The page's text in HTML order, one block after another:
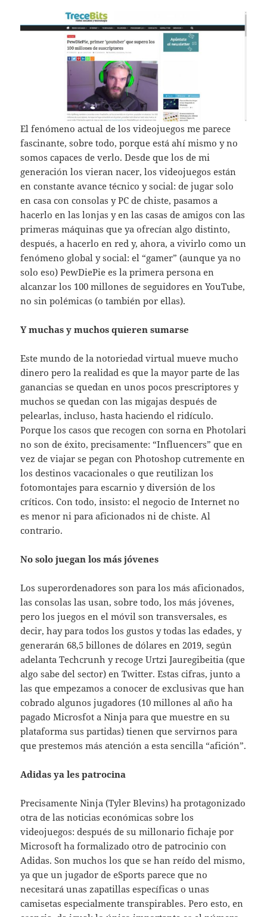
El fenómeno actual de los videojuegos me parece
fascinante, sobre todo, porque está ahí mismo y no
somos capaces de verlo. Desde que los de mi
generación los vieran nacer, los videojuegos están
en constante avance técnico y social: de jugar solo
en casa con consolas y PC de chiste, pasamos a
hacerlo en las lonjas y en las casas de amigos con las
primeras máquinas que ya ofrecían algo distinto,
después, a hacerlo en red y, ahora, a vivirlo como un
fenómeno global y social: el “gamer” (aunque ya no
solo eso) PewDiePie es la primera persona en
alcanzar los 100 millones de seguidores en YouTube,
no sin polémicas (o también por ellas).
Y muchas y muchos quieren sumarse
Este mundo de la notoriedad virtual mueve mucho
dinero pero la realidad es que la mayor parte de las
ganancias se quedan en unos pocos prescriptores y
muchos se quedan con las migajas después de
pelearlas, incluso, hasta haciendo el ridículo.
Porque los casos que recogen con sorna en Photolari
no son de éxito, precisamente: “Influencers” que en
vez de viajar se pegan con Photoshop cutremente en
los destinos vacacionales o que reutilizan los
fotomontajes para escarnio y diversión de los
críticos. Con todo, insisto: el negocio de Internet no
es menor ni para aficionados ni de chiste. Al
contrario.
No solo juegan los más jóvenes
Los superordenadores son para los más aficionados,
las consolas las usan, sobre todo, los más jóvenes,
pero los juegos en el móvil son transversales, es
decir, hay para todos los gustos y todas las edades, y
generarán 68,5 billones de dólares en 2019, según
adelanta Techcrunh y recoge Urtzi Jauregibeitia (que
algo sabe del sector) en Twitter. Estas cifras, junto a
las que empezamos a conocer de exclusivas que han
cobrado algunos jugadores (10 millones al año ha
pagado Microsfot a Ninja para que muestre en su
plataforma sus partidas) tienen que servirnos para
que prestemos más atención a esta sencilla “afición”.
Adidas ya les patrocina
Precisamente Ninja (Tyler Blevins) ha protagonizado
otra de las noticias económicas sobre los
videojuegos: después de su millonario fichaje por
Microsoft ha formalizado otro de patrocinio con
Adidas. Son muchos los que se han reído del mismo,
ya que un jugador de eSports parece que no
necesitará unas zapatillas específicas o unas
camisetas especialmente transpirables. Pero esto, en